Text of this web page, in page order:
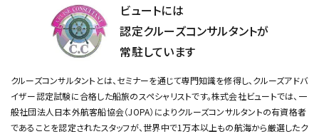
ビュートには
認定クルーズコンサルタントが
常駐しています
クルーズコンサルタントとは、セミナーを通じて専門知識を修得し、クルーズアドバ
イザー認定試験に合格した船旅のスペシャリストです。株式会社ビュートでは、一
般社団法人日本外航客船協会（JOPA）によりクルーズコンサルタントの有資格者
であることを認定されたスタッフが、世界中で1万本以上もの航海から厳選したク